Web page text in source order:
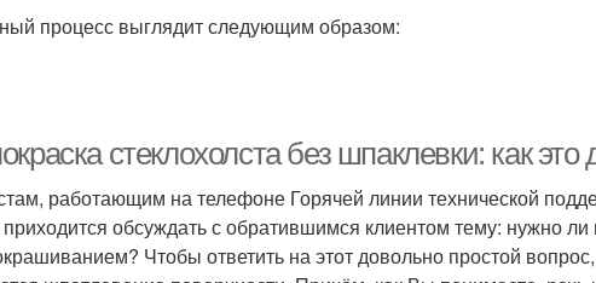
процесс выглядит следующим образом:
стеклохолста без шпаклевки: как это
работающим на телефоне Горячей линии технической
обсуждать с обратившимся клиентом тему: нужно
Чтобы ответить на этот довольно простой